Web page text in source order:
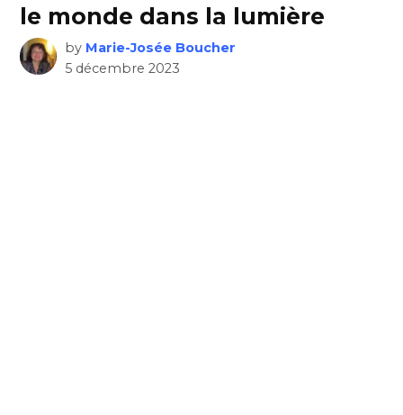
le monde dans la lumière
by Marie-Josée Boucher
5 décembre 2023